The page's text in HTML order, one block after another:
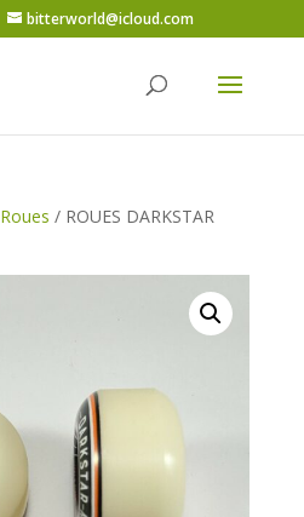
bitterworld@icloud.com
Roues / ROUES DARKSTAR